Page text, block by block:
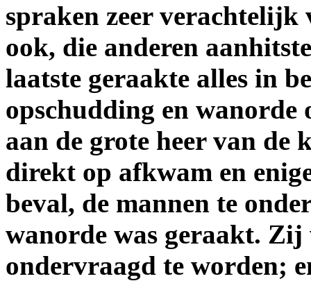
spraken zeer verachtelijk
ook, die anderen
laatste geraakte alles in
opschudding en
aan de grote heer van de
direkt op afkwam en
beval, de mannen te
wanorde was geraakt. Zij
ondervraagd te worden;